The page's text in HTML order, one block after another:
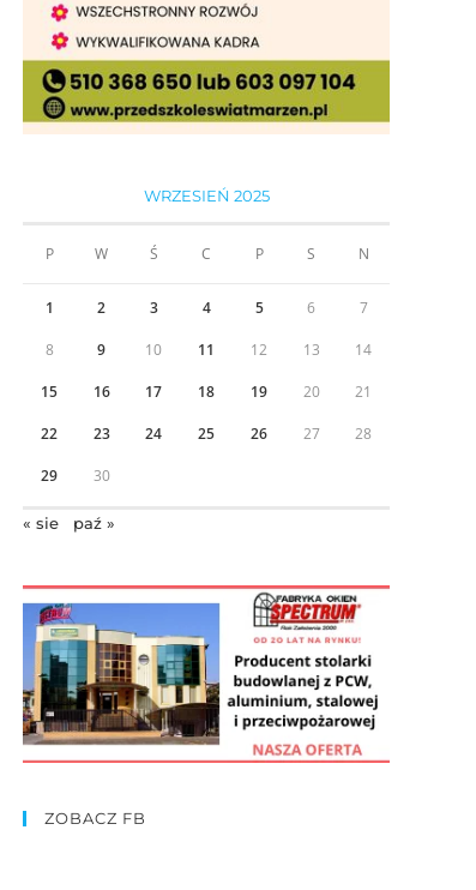
WRZESIEŃ 2025
P W Ś C P S N
1 2 3 4 5 6 7
8 9 10 11 12 13 14
15 16 17 18 19 20 21
22 23 24 25 26 27 28
29 30
« sie paź »
ZOBACZ FB